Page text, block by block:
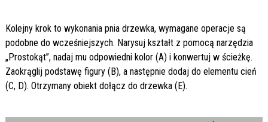
Kolejny krok to wykonania pnia drzewka, wymagane operacje są
podobne do wcześniejszych. Narysuj kształt z pomocą narzędzia
„Prostokąt”, nadaj mu odpowiedni kolor (A) i konwertuj w ścieżkę.
Zaokrąglij podstawę figury (B), a następnie dodaj do elementu cień
(C, D). Otrzymany obiekt dołącz do drzewka (E).